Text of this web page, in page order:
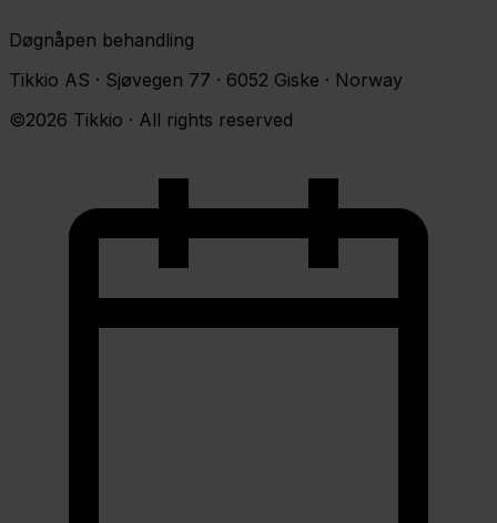
Døgnåpen behandling
Tikkio AS · Sjøvegen 77 · 6052 Giske · Norway
©2026 Tikkio · All rights reserved